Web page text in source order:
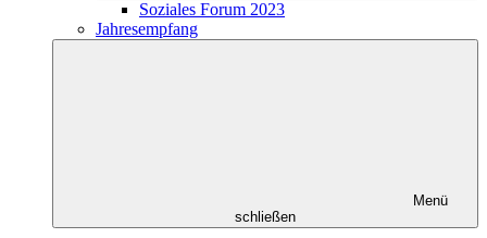
Soziales Forum 2023
Jahresempfang
Menü
schließen